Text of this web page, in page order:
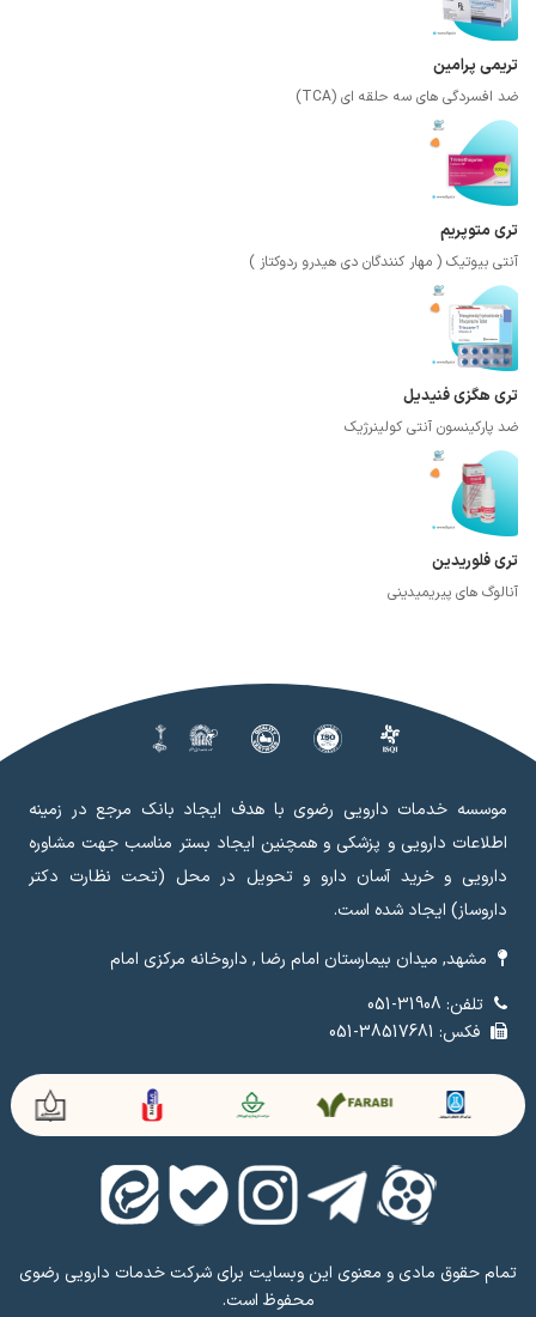
تریمی پرامین
ضد افسردگی های سه حلقه ای (TCA)
تری متوپریم
آنتی بیوتیک ( مهار کنندگان دی هیدرو ردوکتاز )
تری هگزی فنیدیل
ضد پارکینسون آنتی کولینرژیک
تری فلوریدین
آنالوگ های پیریمیدینی
موسسه خدمات دارویی رضوی با هدف ایجاد بانک مرجع در زمینه
اطلاعات دارویی و پزشکی و همچنین ایجاد بستر مناسب جهت مشاوره
دارویی و خرید آسان دارو و تحویل در محل (تحت نظارت دکتر
داروساز) ایجاد شده است.
مشهد, میدان بیمارستان امام رضا , داروخانه مرکزی امام
تلفن: 31908-051
فکس: 38517681-051
تمام حقوق مادی و معنوی این وبسایت برای شرکت خدمات دارویی رضوی
محفوظ است.